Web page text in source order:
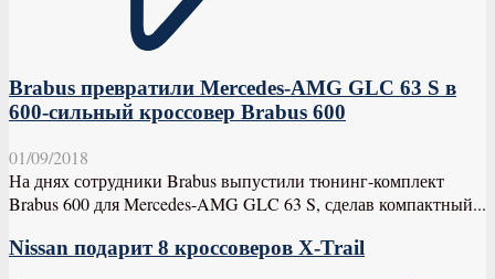
Brabus превратили Mercedes-AMG GLC 63 S в
600-сильный кроссовер Brabus 600
01/09/2018
На днях сотрудники Brabus выпустили тюнинг-комплект
Brabus 600 для Mercedes-AMG GLC 63 S, сделав компактный...
Nissan подарит 8 кроссоверов X-Trail